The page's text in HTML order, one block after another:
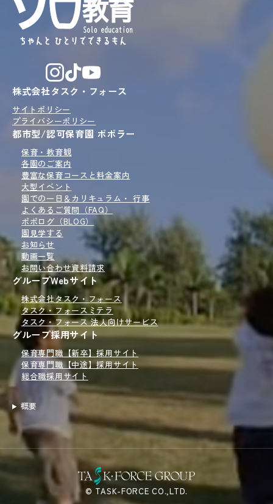
株式会社タスク・フォース
サイトポリシー
プライバシーポリシー
都市型/認可保育園 ポポラー
保育・教育観
各園のご案内
豊富な保育コースと料金案内
大型イベント
園での一日＆カリキュラム・ 行事
よくあるご質問（FAQ）
ポポログ （BLOG）
園見学する
お知らせ
動画一覧
お問い合わせ資料請求
グループWebサイト
株式会社タスク・フォース
タスク・フォースミテラ
タスク・フォース 法人向けサービス
グループ採用サイト
保育専門職【新卒】採用サイト
保育専門職【中途】採用サイト
総合職採用サイト
概要
© TASK-FORCE CO.,LTD.